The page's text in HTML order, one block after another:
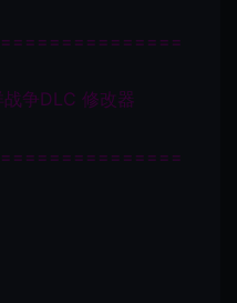
争DLC 修改器